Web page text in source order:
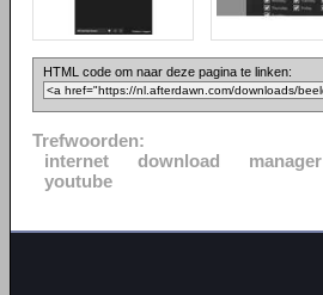
HTML code om naar deze pagina te linken:
Trefwoorden:
internet
download manager
youtube